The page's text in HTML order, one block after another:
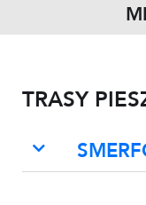
TRASY